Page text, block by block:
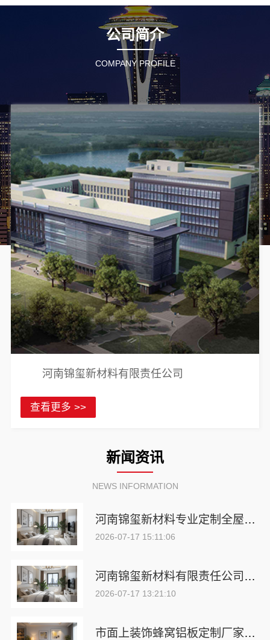
公司简介
COMPANY PROFILE
河南锦玺新材料有限责任公司
查看更多 >>
新闻资讯
NEWS INFORMATION
河南锦玺新材料专业定制全屋整装选择
2026-07-17 15:11:06
河南锦玺新材料有限责任公司：市面蜂窝铝板定制厂
2026-07-17 13:21:10
市面上装饰蜂窝铝板定制厂家：河南锦玺新材料有限责任公司